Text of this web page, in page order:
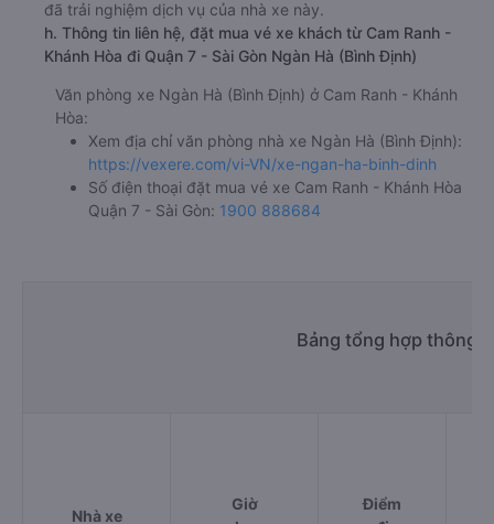
đã trải nghiệm dịch vụ của nhà xe này.
h. Thông tin liên hệ, đặt mua vé xe khách từ Cam Ranh -
Khánh Hòa đi Quận 7 - Sài Gòn Ngàn Hà (Bình Định)
Văn phòng xe Ngàn Hà (Bình Định) ở Cam Ranh - Khánh
Hòa:
Xem địa chỉ văn phòng nhà xe Ngàn Hà (Bình Định):
https://vexere.com/vi-VN/xe-ngan-ha-binh-dinh
Số điện thoại đặt mua vé xe Cam Ranh - Khánh Hòa
Quận 7 - Sài Gòn: 1900 888684
Bảng tổng hợp thông
Nhà xe
Giờ
Điểm